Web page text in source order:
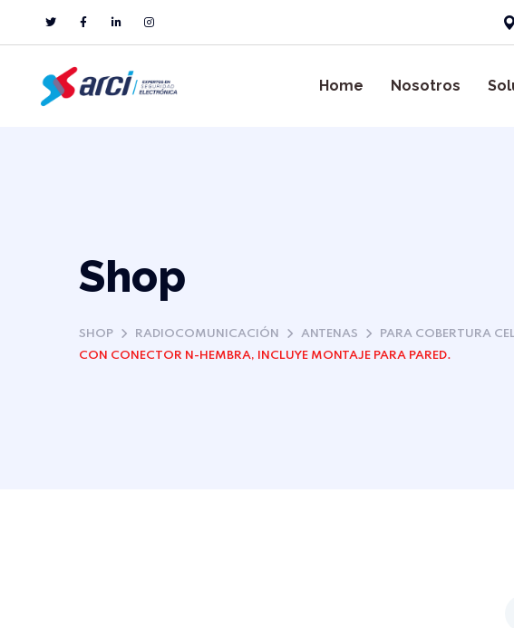
Home Nosotros
Shop
SHOP RADIOCOMUNICACIÓN ANTENAS PARA COBERTURA
CON CONECTOR N-HEMBRA, INCLUYE MONTAJE PARA PARED.